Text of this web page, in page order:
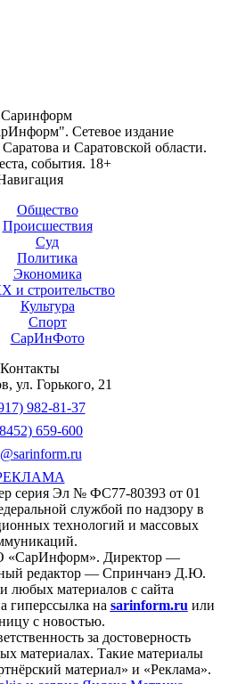
Сетевое издание
и Саратовской области.
события. 18+
Общество
Происшествия
Суд
Политика
Экономика
и строительство
Культура
Спорт
СарИнФото
Контакты
ул. Горького, 21
982-81-37
659-600
серия Эл № ФС77-80393 от 01
службой по надзору в
технологий и массовых
«СарИнформ». Директор —
редактор — Спринчанэ Д.Ю.
любых материалов с сайта
гиперссылка на sarinform.ru или
с новостью.
за достоверность
материалах. Такие материалы
материал» и «Реклама».